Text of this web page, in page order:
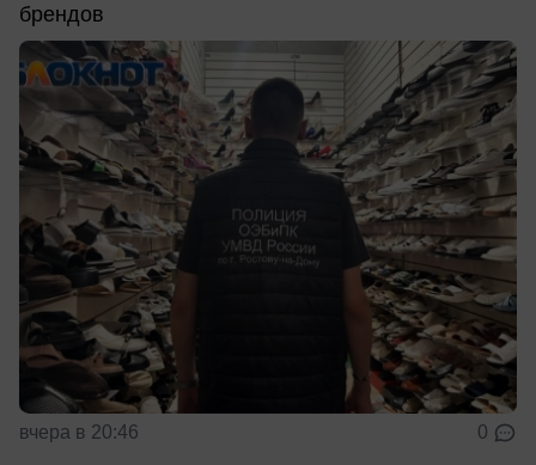
брендов
вчера в 20:46 0